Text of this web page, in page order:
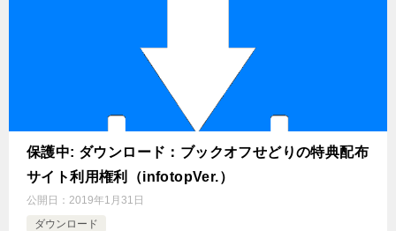
保護中: ダウンロード：ブックオフせどりの特典配布
サイト利用権利（infotopVer.）
公開日： 2019年1月31日
ダウンロード